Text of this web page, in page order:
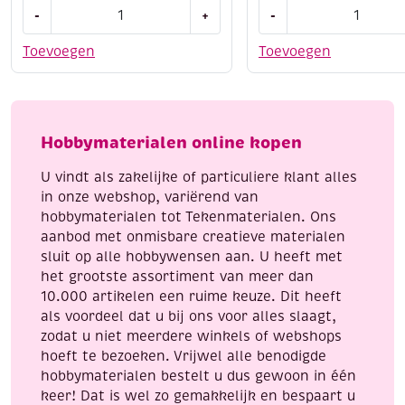
6. Pyrografie (houtbranden)
Voor een warme, ingebrande look (alleen op blank
hout en met ervaring)
7. Natuurlijke materialen:
Touw, mos, dennenappels, droogbloemen (voor
seizoendecoratie)
Toevoegen
-
/
2
+
Toevoegen
-
stickerverf/
algemeen
Hobbymaterialen online kopen
U vindt als zakelijke of particuliere klant alles
in onze webshop, variërend van
hobbymaterialen tot Tekenmaterialen. Ons
aanbod met onmisbare creatieve materialen
sluit op alle hobbywensen aan. U heeft met
het grootste assortiment van meer dan
10.000 artikelen een ruime keuze. Dit heeft
als voordeel dat u bij ons voor alles slaagt,
zodat u niet meerdere winkels of webshops
hoeft te bezoeken. Vrijwel alle benodigde
hobbymaterialen bestelt u dus gewoon in één
keer! Dat is wel zo gemakkelijk en bespaart u